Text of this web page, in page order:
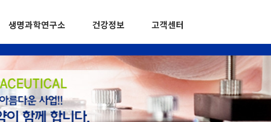
생명과학연구소 건강정보 고객센터